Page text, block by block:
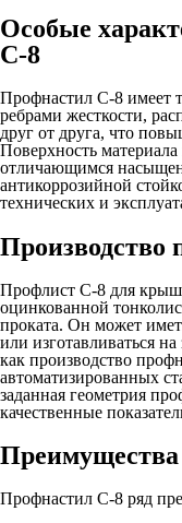
Особые
С-8
Профнастил С-8 имеет
ребрами жесткости,
друг от друга, что
Поверхность
отличающимся
антикоррозийной
технических и
Производство
Профлист С-8 для крыш,
оцинкованной
проката. Он может
или изготавливаться
как производство
автоматизированных
заданная геометрия
качественные
Профнастил С-8 ряд